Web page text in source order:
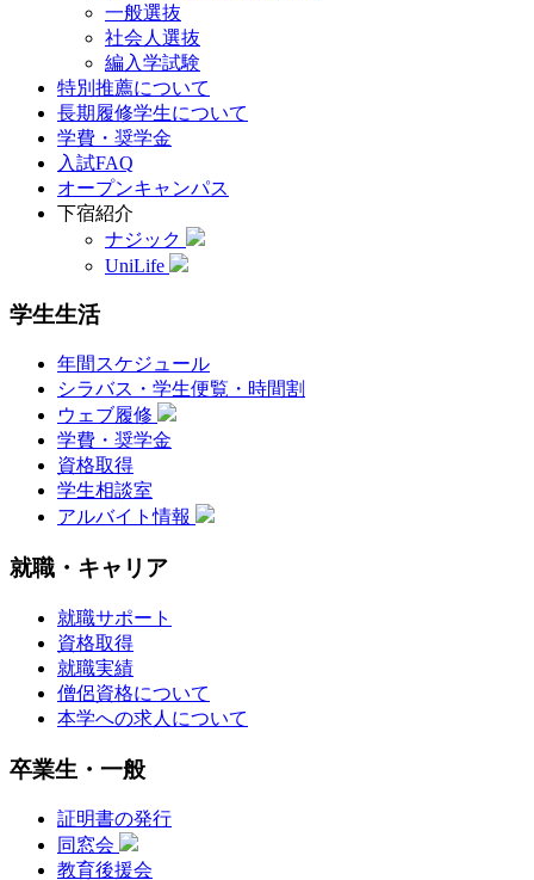
一般選抜
社会人選抜
編入学試験
特別推薦について
長期履修学生について
学費・奨学金
入試FAQ
オープンキャンパス
下宿紹介
ナジック
UniLife
学生生活
年間スケジュール
シラバス・学生便覧・時間割
ウェブ履修
学費・奨学金
資格取得
学生相談室
アルバイト情報
就職・キャリア
就職サポート
資格取得
就職実績
僧侶資格について
本学への求人について
卒業生・一般
証明書の発行
同窓会
教育後援会